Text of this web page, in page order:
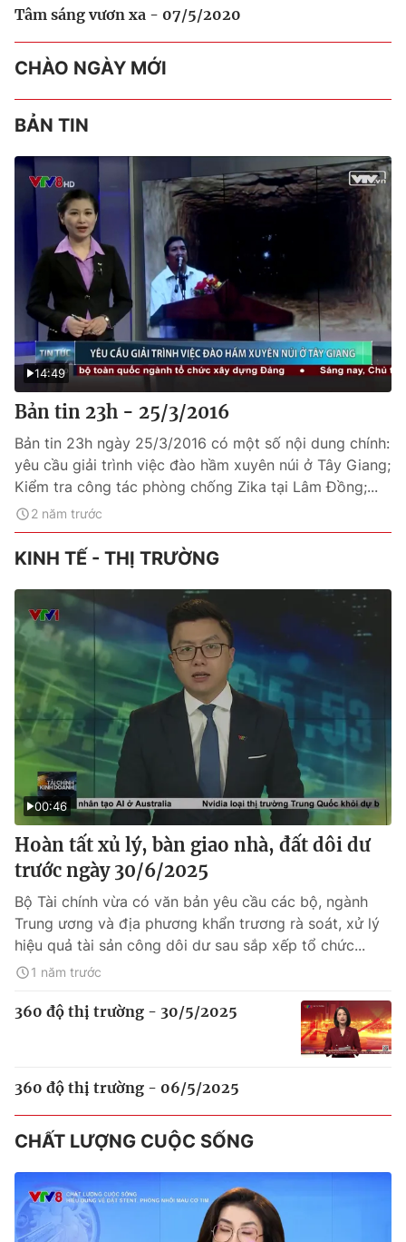
Tâm sáng vươn xa - 07/5/2020
CHÀO NGÀY MỚI
BẢN TIN
14:49
Bản tin 23h - 25/3/2016
Bản tin 23h ngày 25/3/2016 có một số nội dung chính:
yêu cầu giải trình việc đào hầm xuyên núi ở Tây Giang;
Kiểm tra công tác phòng chống Zika tại Lâm Đồng;...
2 năm trước
KINH TẾ - THỊ TRƯỜNG
00:46
Hoàn tất xủ lý, bàn giao nhà, đất dôi dư
trước ngày 30/6/2025
Bộ Tài chính vừa có văn bản yêu cầu các bộ, ngành
Trung ương và địa phương khẩn trương rà soát, xử lý
hiệu quả tài sản công dôi dư sau sắp xếp tổ chức...
1 năm trước
360 độ thị trường - 30/5/2025
360 độ thị trường - 06/5/2025
CHẤT LƯỢNG CUỘC SỐNG